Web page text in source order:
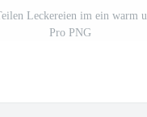
Leckereien im ein warm
Pro PNG